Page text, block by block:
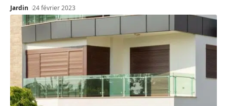
Jardin 24 février 2023